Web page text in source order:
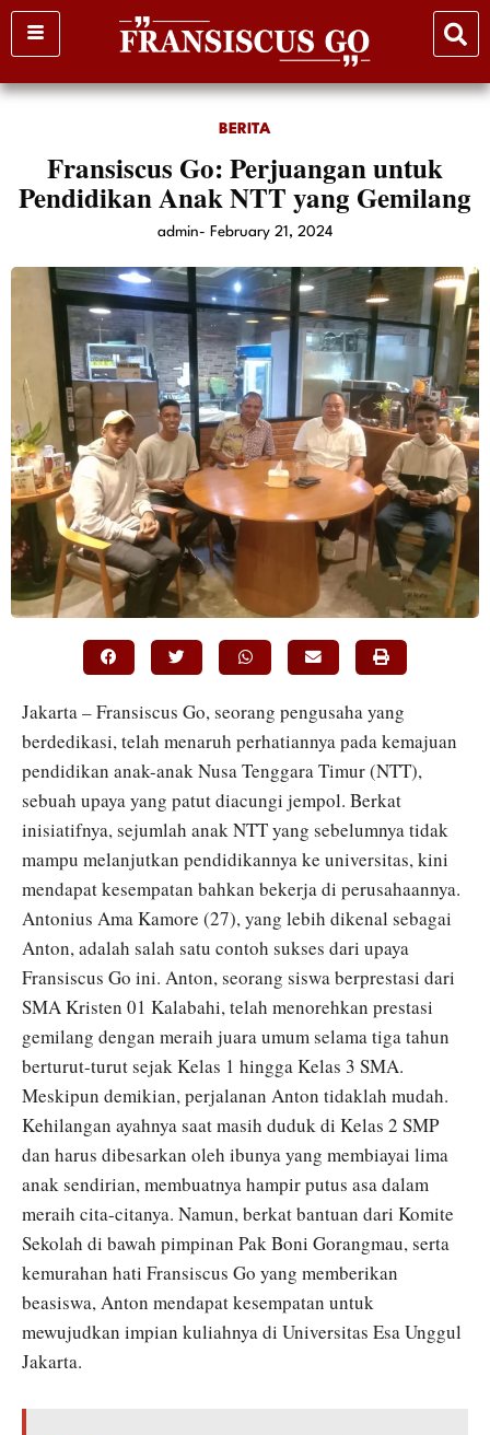
Skip
to
BERITA
Fransiscus Go: Perjuangan untuk
Pendidikan Anak NTT yang Gemilang
admin- February 21, 2024
Jakarta – Fransiscus Go, seorang pengusaha yang
berdedikasi, telah menaruh perhatiannya pada kemajuan
pendidikan anak-anak Nusa Tenggara Timur (NTT),
sebuah upaya yang patut diacungi jempol. Berkat
inisiatifnya, sejumlah anak NTT yang sebelumnya tidak
mampu melanjutkan pendidikannya ke universitas, kini
mendapat kesempatan bahkan bekerja di perusahaannya.
Antonius Ama Kamore (27), yang lebih dikenal sebagai
Anton, adalah salah satu contoh sukses dari upaya
Fransiscus Go ini. Anton, seorang siswa berprestasi dari
SMA Kristen 01 Kalabahi, telah menorehkan prestasi
gemilang dengan meraih juara umum selama tiga tahun
berturut-turut sejak Kelas 1 hingga Kelas 3 SMA.
Meskipun demikian, perjalanan Anton tidaklah mudah.
Kehilangan ayahnya saat masih duduk di Kelas 2 SMP
dan harus dibesarkan oleh ibunya yang membiayai lima
anak sendirian, membuatnya hampir putus asa dalam
meraih cita-citanya. Namun, berkat bantuan dari Komite
Sekolah di bawah pimpinan Pak Boni Gorangmau, serta
kemurahan hati Fransiscus Go yang memberikan
beasiswa, Anton mendapat kesempatan untuk
mewujudkan impian kuliahnya di Universitas Esa Unggul
Jakarta.